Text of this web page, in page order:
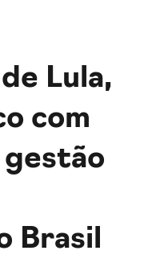
Lula,
com
Brasil